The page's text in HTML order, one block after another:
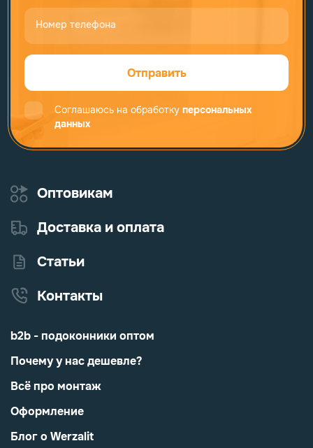
Номер телефона
Отправить
Соглашаюсь на обработку персональных
данных
Оптовикам
Доставка и оплата
Статьи
Контакты
b2b - подоконники оптом
Почему у нас дешевле?
Всё про монтаж
Оформление
Блог о Werzalit